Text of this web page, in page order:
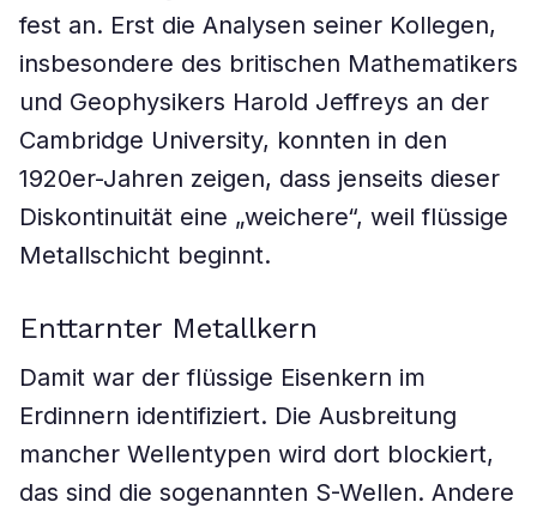
fest an. Erst die Analysen seiner Kollegen,
insbesondere des britischen Mathematikers
und Geophysikers Harold Jeffreys an der
Cambridge University, konnten in den
1920er-Jahren zeigen, dass jenseits dieser
Diskontinuität eine „weichere“, weil flüssige
Metallschicht beginnt.
Enttarnter Metallkern
Damit war der flüssige Eisenkern im
Erdinnern identifiziert. Die Ausbreitung
mancher Wellentypen wird dort blockiert,
das sind die sogenannten S-Wellen. Andere